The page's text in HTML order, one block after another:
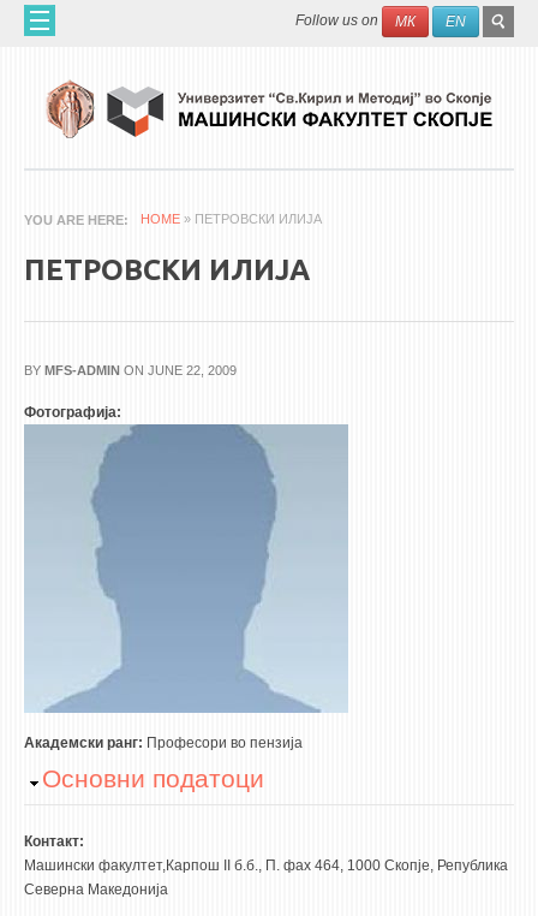
Skip to main content Search
Follow us on МК EN
ЗА НАС
60 ГОДИНИ МФ
НАУЧНА ДЕЈНОСТ
АПЛИКАТИВНА ДЕЈНОСТ
МЕЃУНАРОДНА СОРАБОТКА
ERASMUS+
QIM-SEE
WATERBRIDGING
AIR QUALITY MODELLING
АКТИ
АКТИ
АНКЕТИ И САМОЕВАЛУАЦИИ
ЗАВРШНИ СМЕТКИ
YOU ARE HERE HOME » ПЕТРОВСКИ ИЛИЈА
ПЕТРОВСКИ ИЛИЈА
BY MFS-ADMIN ON JUNE 22, 2009
Фотографија:
Академски ранг: Професори во пензија
Hide
Основни податоци
Контакт:
Машински факултет,Карпош II б.б., П. фах 464, 1000 Скопје, Република
Северна Македонија